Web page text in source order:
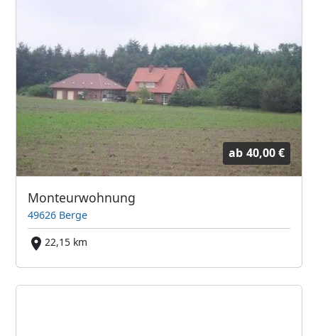
ab 40,00 €
Monteurwohnung
49626 Berge
22,15 km